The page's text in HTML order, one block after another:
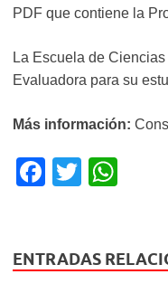
PDF que contiene la
La Escuela de
Evaluadora para su
Más información:
F
e
T
er s
ENTRADAS